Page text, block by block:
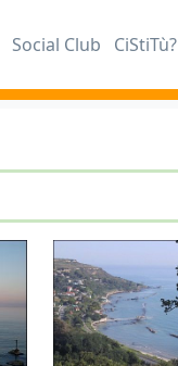
Social Club CiStiTù?